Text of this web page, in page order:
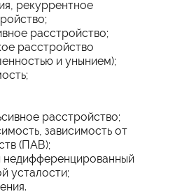
рекуррентное
расстройство;
расстройство
и унынием);
расстройство;
зависимость от
(ПАВ);
недифференцированный
усталости;